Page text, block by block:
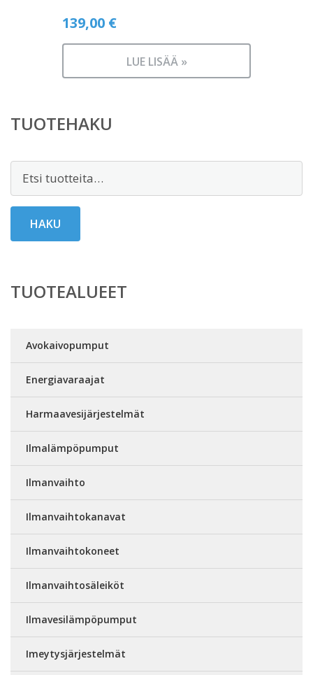
139,00 €
LUE LISÄÄ »
TUOTEHAKU
Etsi:
HAKU
TUOTEALUEET
Avokaivopumput
Energiavaraajat
Harmaavesijärjestelmät
Ilmalämpöpumput
Ilmanvaihto
Ilmanvaihtokanavat
Ilmanvaihtokoneet
Ilmanvaihtosäleiköt
Ilmavesilämpöpumput
Imeytysjärjestelmät